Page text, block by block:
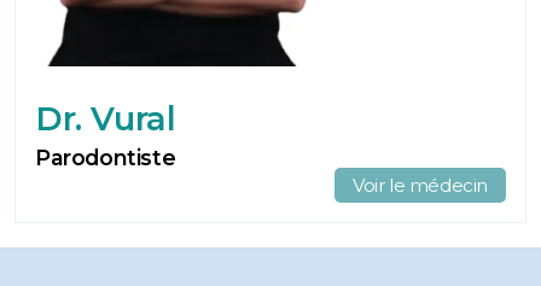
Dr. Vural
Parodontiste
Voir le médecin